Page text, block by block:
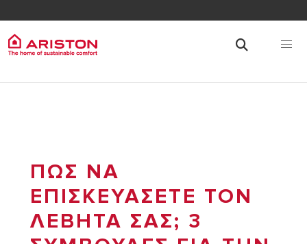
ΠΩΣ ΝΑ
ΕΠΙΣΚΕΥΑΣΕΤΕ ΤΟΝ
ΛΕΒΗΤΑ ΣΑΣ; 3